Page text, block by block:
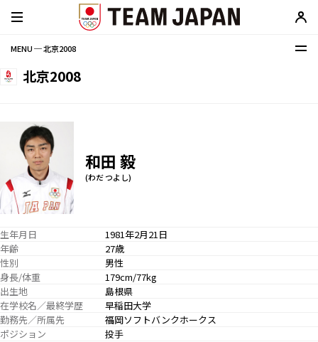
MENU ─ 北京2008
北京2008
和田 毅
(わだ つよし)
生年月日
1981年2月21日
年齢
27歳
性別
男性
身長/体重
179cm/77kg
出生地
島根県
在学校名／最終学歴
早稲田大学
勤務先／所属先
福岡ソフトバンクホークス
ポジション
投手